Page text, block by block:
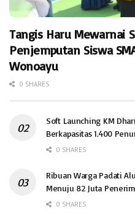
Tangis Haru Mewarnai
Penjemputan Siswa
Wonoayu
0 SHARES
Soft Launching KM
Berkapasitas 1.400
0 SHARES
Ribuan Warga Padati
Menuju 82 Juta
0 SHARES